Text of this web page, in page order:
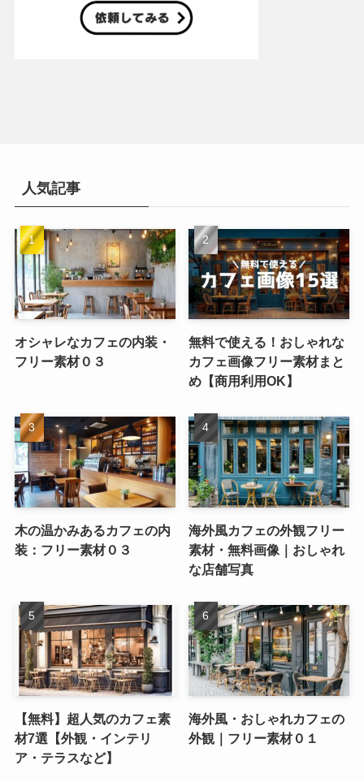
人気記事
オシャレなカフェの内装・
フリー素材０３
無料で使える！おしゃれな
カフェ画像フリー素材まと
め【商用利用OK】
木の温かみあるカフェの内
装：フリー素材０３
海外風カフェの外観フリー
素材・無料画像｜おしゃれ
な店舗写真
【無料】超人気のカフェ素
材7選【外観・インテリ
ア・テラスなど】
海外風・おしゃれカフェの
外観｜フリー素材０１